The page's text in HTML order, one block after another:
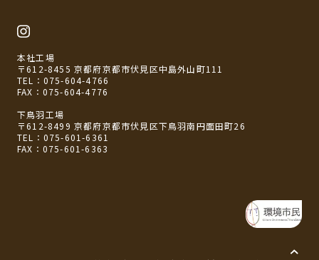
本社工場
〒612-8455 京都府京都市伏見区中島外山町111
TEL： 075-604-4766
FAX：075-604-4776
下鳥羽工場
〒612-8499 京都府京都市伏見区下鳥羽南円面田町26
TEL： 075-601-6361
FAX：075-601-6363